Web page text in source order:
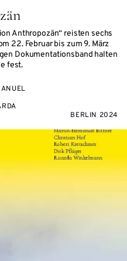
Anthropozän“ reisten sechs
22. Februar bis zum 9. März
Dokumentationsband halten
fest.
BERLIN 2024